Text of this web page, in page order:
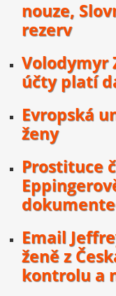
nouze,
rezerv
Volodymyr
účty platí
Evropská
ženy
Prostituce
Email
ženě z
kontrolu a